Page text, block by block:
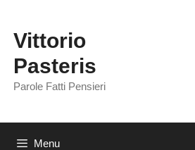
Vittorio
Pasteris
Parole Fatti Pensieri
Menu